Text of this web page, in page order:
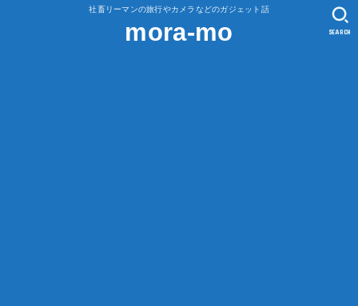
社畜リーマンの旅行やカメラなどのガジェット話
mora-mo SEARCH